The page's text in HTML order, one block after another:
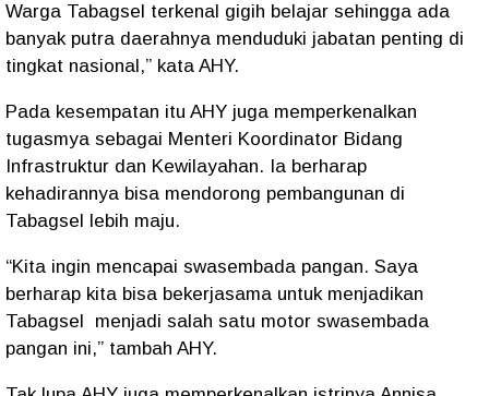
Warga Tabagsel terkenal gigih belajar sehingga ada
banyak putra daerahnya menduduki jabatan penting di
tingkat nasional,” kata AHY.
Pada kesempatan itu AHY juga memperkenalkan
tugasmya sebagai Menteri Koordinator Bidang
Infrastruktur dan Kewilayahan. Ia berharap
kehadirannya bisa mendorong pembangunan di
Tabagsel lebih maju.
“Kita ingin mencapai swasembada pangan. Saya
berharap kita bisa bekerjasama untuk menjadikan
Tabagsel
menjadi salah satu motor swasembada
pangan ini,” tambah AHY.